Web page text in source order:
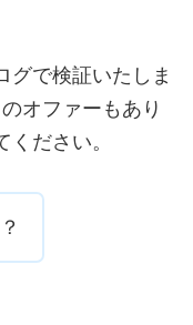
グで検証いたしま
オファーもあり
ださい。